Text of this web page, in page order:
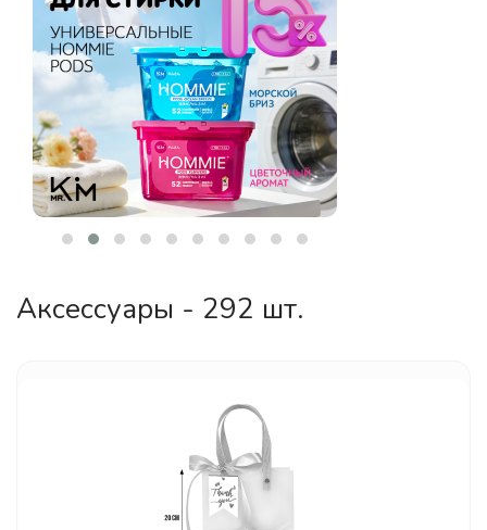
Аксессуары - 292 шт.